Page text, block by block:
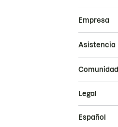
Empresa
Asistencia
Comunidad
Legal
Español